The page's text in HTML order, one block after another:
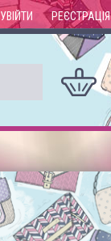
УВІЙТИ РЕЄСТРАЦІЯ